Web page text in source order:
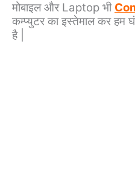
मोबाइल और Laptop भी
कम्प्युटर का इस्तेमाल कर हम
है |